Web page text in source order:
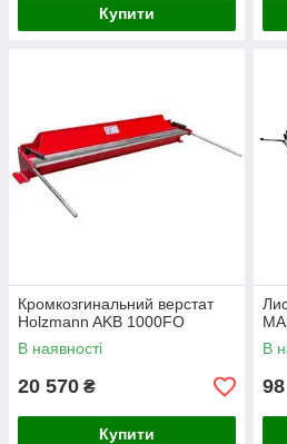
Купити
Кромкозгинальний верстат
Holzmann AKB 1000FO
В наявності
20 570 ₴
Купити
В